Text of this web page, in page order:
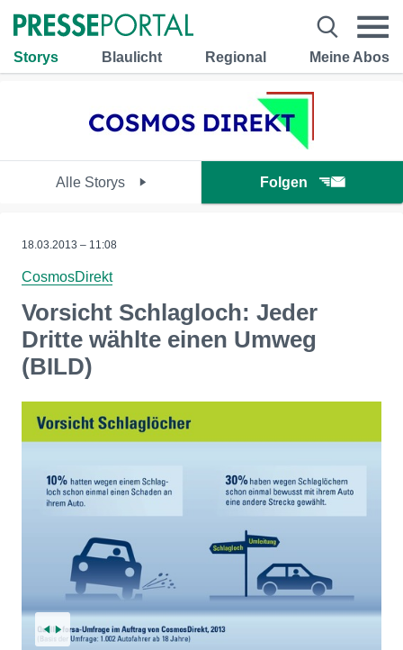
Storys Blaulicht Regional Meine Abos
Alle Storys Folgen
18.03.2013 – 11:08
CosmosDirekt
Vorsicht Schlagloch: Jeder
Dritte wählte einen Umweg
(BILD)